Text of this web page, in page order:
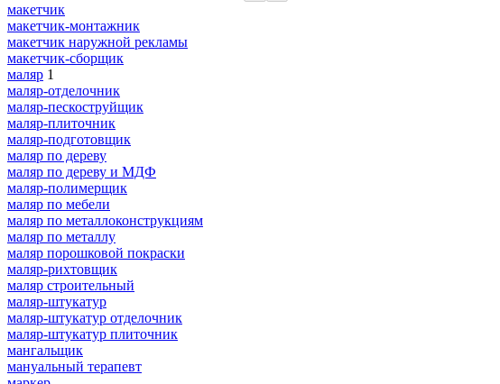
макетчик
макетчик-монтажник
макетчик наружной рекламы
макетчик-сборщик
маляр 1
маляр-отделочник
маляр-пескоструйщик
маляр-плиточник
маляр-подготовщик
маляр по дереву
маляр по дереву и МДФ
маляр-полимерщик
маляр по мебели
маляр по металлоконструкциям
маляр по металлу
маляр порошковой покраски
маляр-рихтовщик
маляр строительный
маляр-штукатур
маляр-штукатур отделочник
маляр-штукатур плиточник
мангальщик
мануальный терапевт